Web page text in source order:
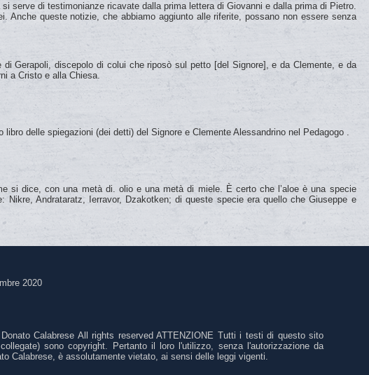
di testimonianze ricavate dalla prima lettera di Giovanni e dalla prima di Pietro.
Anche queste notizie, che abbiamo aggiunto alle riferite, possano non essere senza
Gerapoli, discepolo di colui che riposò sul petto [del Signore], e da Clemente, e da
a Cristo e alla Chiesa.
delle spiegazioni (dei detti) del Signore e Clemente Alessandrino nel Pedagogo .
si dice, con una metà di. olio e una metà di miele. È certo che l’aloe è una specie
Andrataratz, Ierravor, Dzakotken; di queste specie era quello che Giuseppe e
2020
Calabrese All rights reserved ATTENZIONE Tutti i testi di questo sito
sono copyright. Pertanto il loro l'utilizzo, senza l'autorizzazione da
Calabrese, è assolutamente vietato, ai sensi delle leggi vigenti.